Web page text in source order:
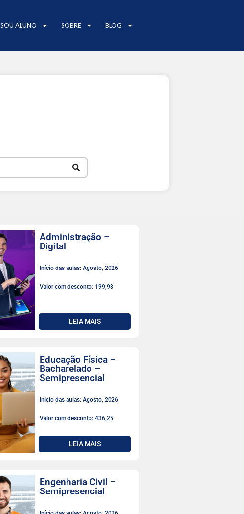
SOU ALUNO SOBRE BLOG
Administração –
Digital
Início das aulas: Agosto, 2026
Valor com desconto: 199,98
LEIA MAIS
Educação Física –
Bacharelado –
Semipresencial
Início das aulas: Agosto, 2026
Valor com desconto: 436,25
LEIA MAIS
Engenharia Civil –
Semipresencial